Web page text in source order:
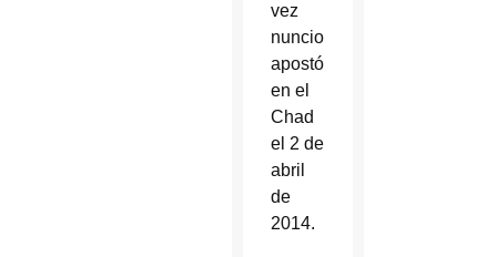
vez
nuncio
apostólico
en el
Chad
el 2 de
abril
de
2014.